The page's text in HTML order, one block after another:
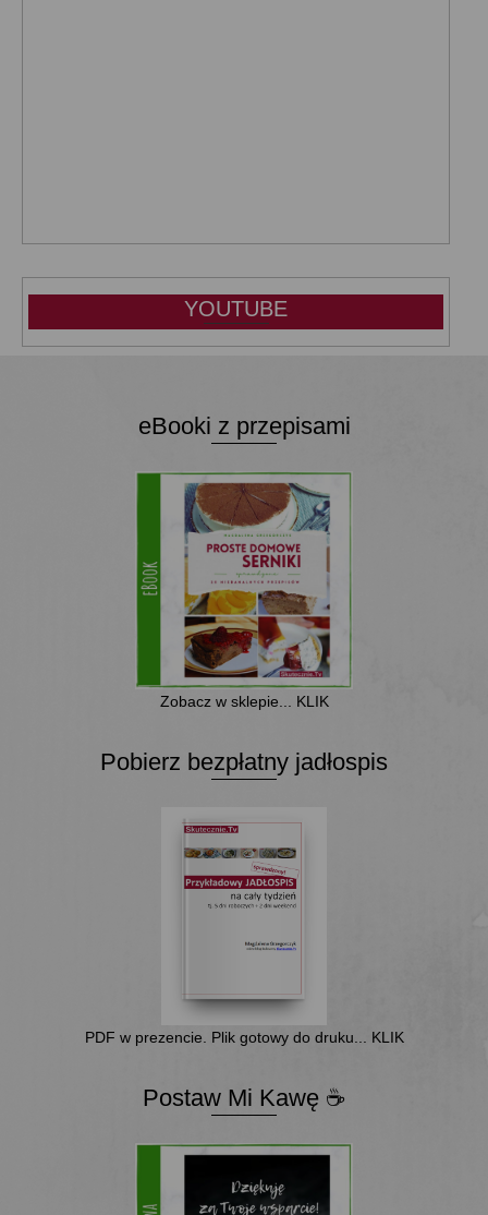
YOUTUBE
eBooki z przepisami
Zobacz w sklepie... KLIK
Pobierz bezpłatny jadłospis
PDF w prezencie. Plik gotowy do druku... KLIK
Postaw Mi Kawę ☕